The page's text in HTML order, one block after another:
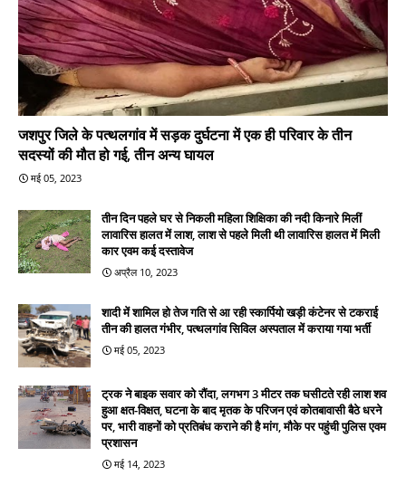
जशपुर जिले के पत्थलगांव में सड़क दुर्घटना में एक ही परिवार के तीन
सदस्यों की मौत हो गई, तीन अन्य घायल
मई 05, 2023
तीन दिन पहले घर से निकली महिला शिक्षिका की नदी किनारे मिलीं
लावारिस हालत में लाश, लाश से पहले मिली थी लावारिस हालत में मिली
कार एवम कई दस्तावेज
अप्रैल 10, 2023
शादी में शामिल हो तेज गति से आ रही स्कार्पियो खड़ी कंटेनर से टकराई
तीन की हालत गंभीर, पत्थलगांव सिविल अस्पताल में कराया गया भर्ती
मई 05, 2023
ट्रक ने बाइक सवार को रौंदा, लगभग 3 मीटर तक घसीटते रही लाश शव
हुआ क्षत-विक्षत, घटना के बाद मृतक के परिजन एवं कोतबावासी बैठे धरने
पर, भारी वाहनों को प्रतिबंध कराने की है मांग, मौके पर पहुंची पुलिस एवम
प्रशासन
मई 14, 2023